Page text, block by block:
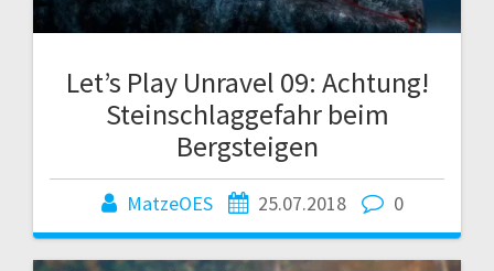
Let’s Play Unravel 09: Achtung!
Steinschlaggefahr beim
Bergsteigen
MatzeOES 25.07.2018 0